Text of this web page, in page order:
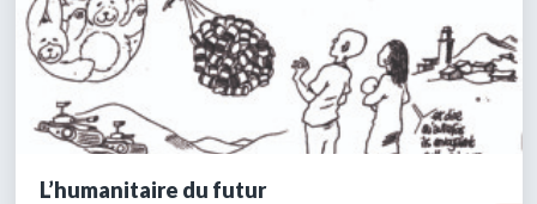
L’humanitaire du futur